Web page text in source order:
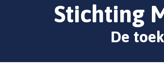
Stichting
De